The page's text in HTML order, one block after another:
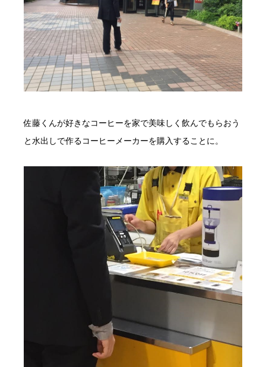
佐藤くんが好きなコーヒーを家で美味しく飲んでもらおう
と水出しで作るコーヒーメーカーを購入することに。